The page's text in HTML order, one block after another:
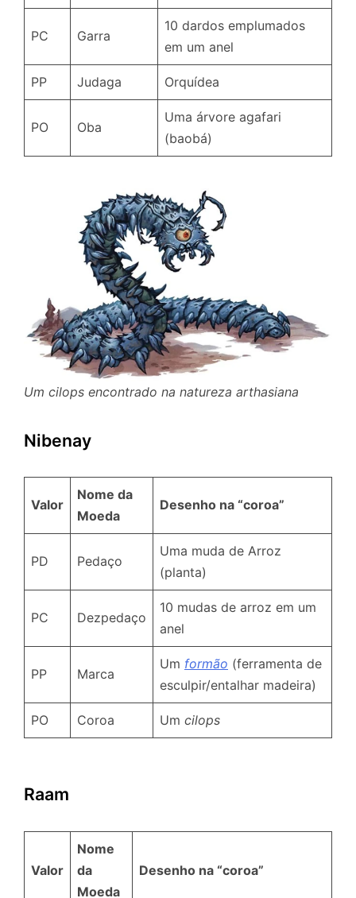
PC Garra
10 dardos emplumados
em um anel
PP Judaga Orquídea
PO Oba
Uma árvore agafari
(baobá)
Um cilops encontrado na natureza arthasiana
Nibenay
Valor
Nome da
Moeda
Desenho na “coroa”
PD Pedaço
Uma muda de Arroz
(planta)
PC Dezpedaço
10 mudas de arroz em um
anel
PP Marca
Um formão (ferramenta de
esculpir/entalhar madeira)
PO Coroa Um cilops
Raam
Valor
Nome
da
Moeda
Desenho na “coroa”